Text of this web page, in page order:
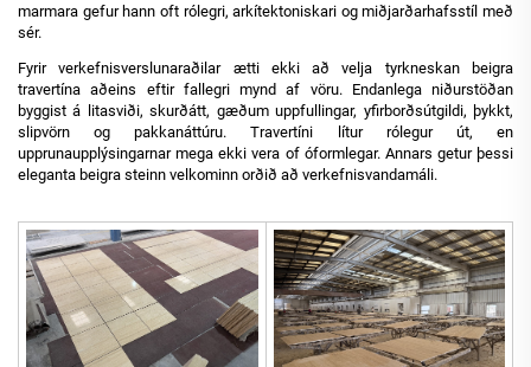
marmara gefur hann oft rólegri, arkítektoniskari og miðjarðarhafsstíl með
sér.
Fyrir verkefnisverslunaraðilar ætti ekki að velja tyrkneskan beigra
travertína aðeins eftir fallegri mynd af vöru. Endanlega niðurstöðan
byggist á litasviði, skurðátt, gæðum uppfullingar, yfirborðsútgildi, þykkt,
slipvörn og pakkanáttúru. Travertíni lítur rólegur út, en
upprunaupplýsingarnar mega ekki vera of óformlegar. Annars getur þessi
eleganta beigra steinn velkominn orðið að verkefnisvandamáli.